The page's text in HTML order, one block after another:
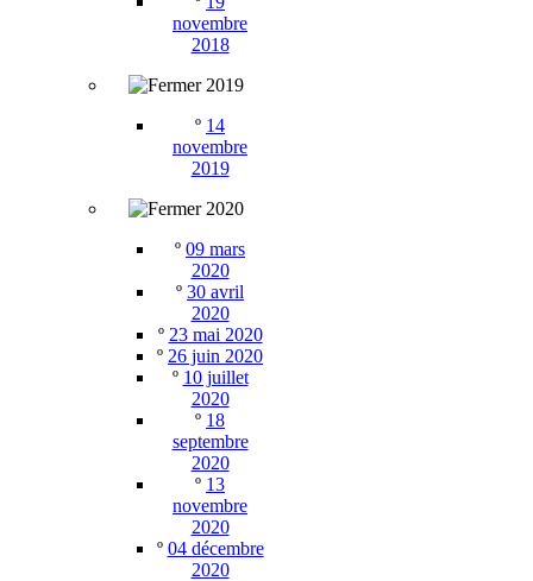
novembre
2018
2019
º 14
novembre
2019
2020
º 09 mars
2020
º 30 avril
2020
º 23 mai 2020
º 26 juin 2020
º 10 juillet
2020
º 18
septembre
2020
º 13
novembre
2020
º 04 décembre
2020